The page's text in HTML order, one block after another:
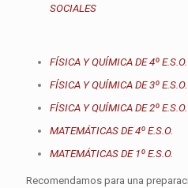
SOCIALES
FÍSICA Y QUÍMICA DE 4º E.S.O.
FÍSICA Y QUÍMICA DE 3º E.S.O.
FÍSICA Y QUÍMICA DE 2º E.S.O.
MATEMÁTICAS DE 4º E.S.O.
MATEMÁTICAS DE 1º E.S.O.
Recomendamos para una